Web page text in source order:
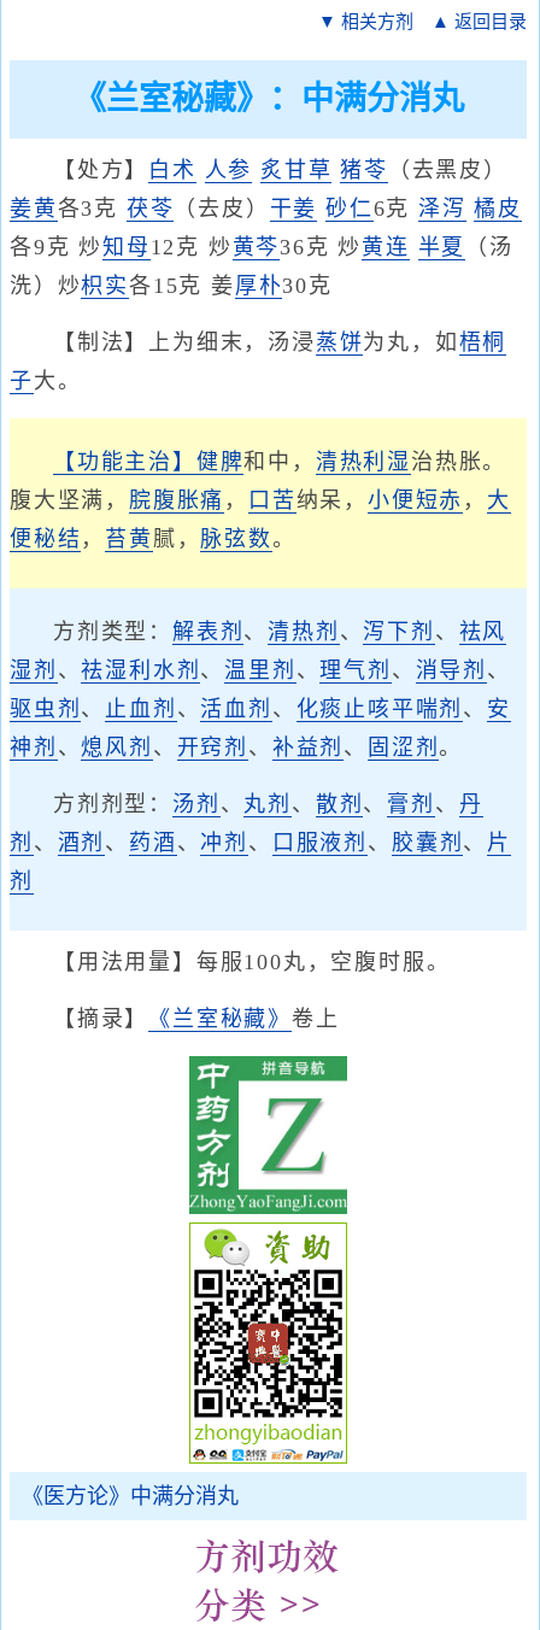
▼ 相关方剂 ▲ 返回目录
《兰室秘藏》：中满分消丸
【处方】 白术 人参 炙甘草 猪苓 （去黑皮）
姜黄各3克 茯苓 （去皮） 干姜 砂仁6克 泽泻 橘皮
各9克 炒知母 12克 炒 黄芩36克 炒 黄连 半夏
（汤
洗）炒枳实各15克 姜厚朴30克
【制法】上为细末，汤浸 蒸饼为丸，如 梧桐
子大。
【功能主治】 健脾和中， 清热利湿 治热胀。
腹大坚满， 脘腹胀痛 ， 口苦纳呆，小便短赤 ， 大
便秘结 ， 苔黄 腻， 脉弦数。
方剂类型： 解表剂 、清热剂 、 泻下剂 、 祛风
湿剂 、祛湿利水剂 、温里剂 、理气剂 、 消导剂 、
驱虫剂 、 止血剂 、 活血剂 、 化痰止咳平喘剂 、 安
神剂 、熄风剂 、 开窍剂 、 补益剂 、 固涩剂。
方剂剂型： 汤剂 、 丸剂 、 散剂 、 膏剂 、 丹
剂 、 酒剂 、 药酒 、 冲剂 、 口服液剂 、 胶囊剂 、 片
剂
【用法用量】每服100丸，空腹时服。
【摘录】 《兰室秘藏》卷上
《医方论》中满分消丸